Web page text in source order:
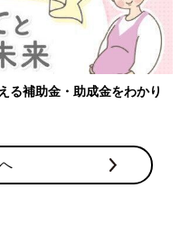
る補助金・助成金をわかり